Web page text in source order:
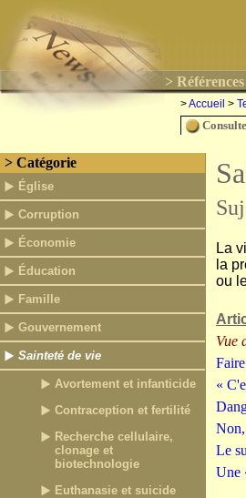
>
>Accueil >
> Catégorie
Église
Corruption
Économie
Éducation
Famille
Gouvernement
Sainteté de vie
Avortement et infanticide
Contraception et fertilité
Recherche cellulaire,
clonage et
biotechnologie
Euthanasie et suicide
La
la
ou
Vue
«
Non,
Le
Une